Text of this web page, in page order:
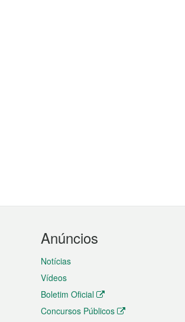
Anúncios
Notícias
Vídeos
Boletim Oficial
Concursos Públicos